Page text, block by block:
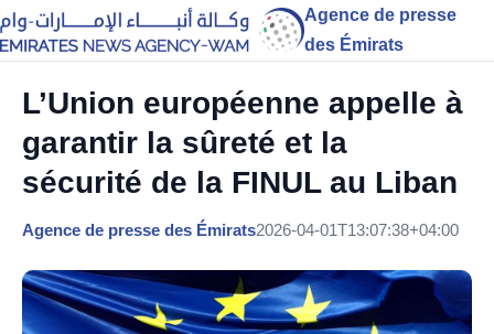
Agence de presse
des Émirats
L’Union européenne appelle à
garantir la sûreté et la
sécurité de la FINUL au Liban
Agence de presse des Émirats2026-04-01T13:07:38+04:00